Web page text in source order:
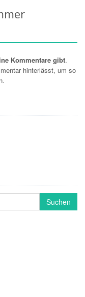
Kommentare gibt.
hinterlässt, um so
Suchen